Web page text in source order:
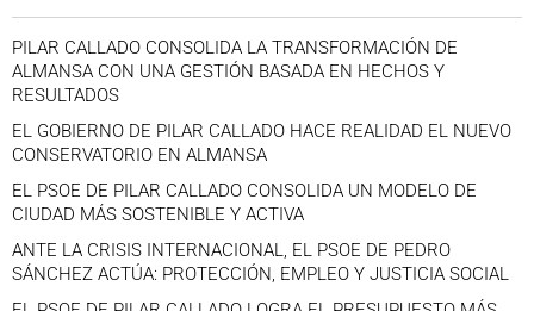
PILAR CALLADO CONSOLIDA LA TRANSFORMACIÓN DE
ALMANSA CON UNA GESTIÓN BASADA EN HECHOS Y
RESULTADOS
EL GOBIERNO DE PILAR CALLADO HACE REALIDAD EL NUEVO
CONSERVATORIO EN ALMANSA
EL PSOE DE PILAR CALLADO CONSOLIDA UN MODELO DE
CIUDAD MÁS SOSTENIBLE Y ACTIVA
ANTE LA CRISIS INTERNACIONAL, EL PSOE DE PEDRO
SÁNCHEZ ACTÚA: PROTECCIÓN, EMPLEO Y JUSTICIA SOCIAL